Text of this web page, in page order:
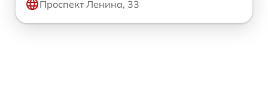
Проспект Ленина, 33